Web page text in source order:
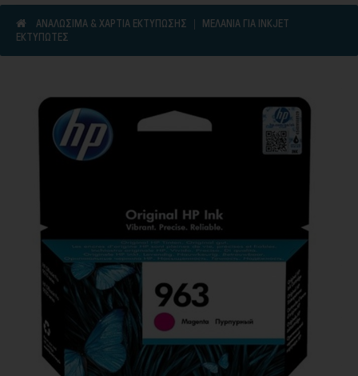
Είδη γραφικής ύλης
Περιφερειακά PC & Οθόνες
ΑΝΑΛΩΣΙΜΑ & ΧΑΡΤΙΑ ΕΚΤΥΠΩΣΗΣ
ΜΕΛΆΝΙΑ ΓΙΑ INKJET
ΕΚΤΥΠΩΤΈΣ